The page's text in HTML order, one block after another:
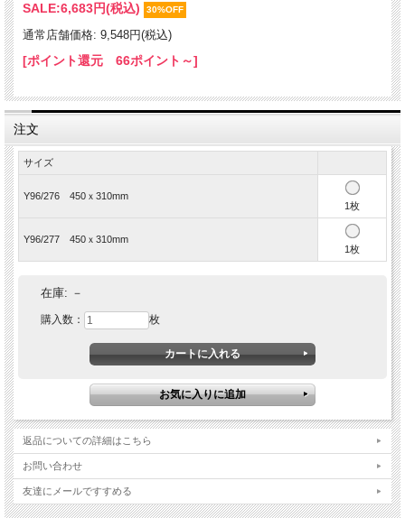
SALE:6,683円(税込) 30%OFF
通常店舗価格: 9,548円(税込)
[ポイント還元 66ポイント～]
注文
サイズ
Y96/276 450ｘ310mm
1枚
Y96/277 450ｘ310mm
1枚
在庫: －
購入数： 枚
返品についての詳細はこちら
お問い合わせ
友達にメールですすめる